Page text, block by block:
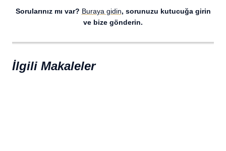
Sorularınız mı var? Buraya gidin, sorunuzu kutucuğa girin
ve bize gönderin.
İlgili Makaleler